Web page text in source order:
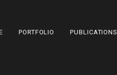
PORTFOLIO PUBLICATIONS